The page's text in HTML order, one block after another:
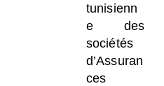
tunisienn
e des
sociétés
d’Assuran
ces